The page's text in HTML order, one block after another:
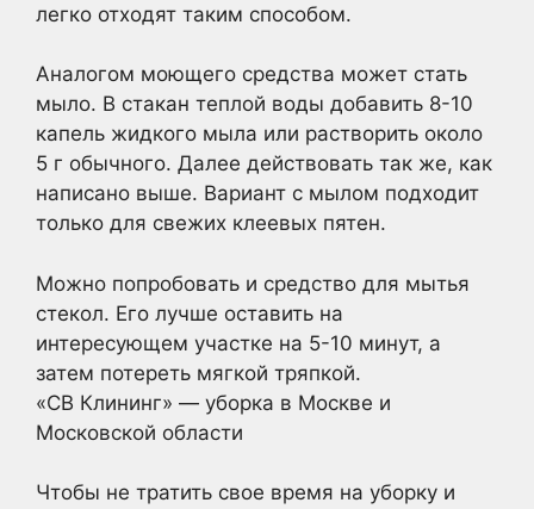
легко отходят таким способом.
Аналогом моющего средства может стать
мыло. В стакан теплой воды добавить 8-10
капель жидкого мыла или растворить около
5 г обычного. Далее действовать так же, как
написано выше. Вариант с мылом подходит
только для свежих клеевых пятен.
Можно попробовать и средство для мытья
стекол. Его лучше оставить на
интересующем участке на 5-10 минут, а
затем потереть мягкой тряпкой.
«СВ Клининг» — уборка в Москве и
Московской области
Чтобы не тратить свое время на уборку и